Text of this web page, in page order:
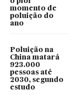
momento de
poluição do
ano
Poluição na
China matará
923.000
pessoas até
2030, segundo
estudo